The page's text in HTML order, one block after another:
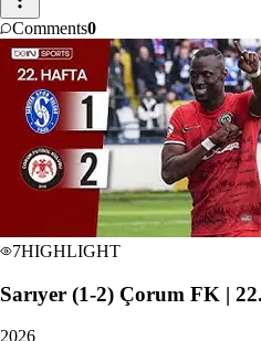
Comments0
7HIGHLIGHT
Sarıyer (1-2) Çorum FK |
2026